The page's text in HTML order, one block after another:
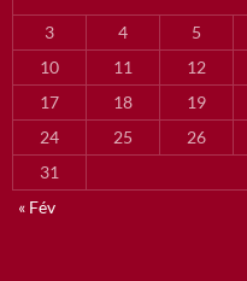
3
4 5
10
11 12
17
18 19
24
25 26
31
« Fév